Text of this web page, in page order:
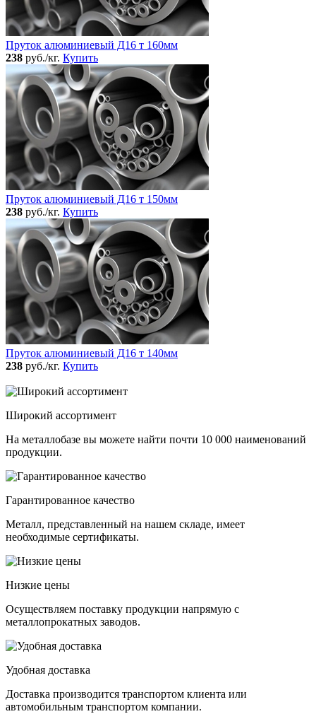
Пруток алюминиевый Д16 т 160мм
238 руб./кг. Купить
Пруток алюминиевый Д16 т 150мм
238 руб./кг. Купить
Пруток алюминиевый Д16 т 140мм
238 руб./кг. Купить
Широкий ассортимент
На металлобазе вы можете найти почти 10 000 наименований
продукции.
Гарантированное качество
Металл, представленный на нашем складе, имеет
необходимые сертификаты.
Низкие цены
Осуществляем поставку продукции напрямую с
металлопрокатных заводов.
Удобная доставка
Доставка производится транспортом клиента или
автомобильным транспортом компании.